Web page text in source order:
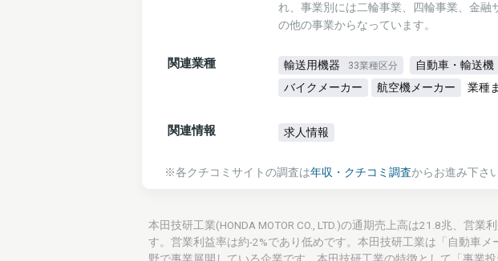
れ、事業別には二輪事業、四輪事業、金
の他の事業からなっています。
関連業種 輸送用機器 33業種区分 自動車・輸送機
バイクメーカー
航空機メーカー 業種
関連情報 求人情報
※各クチコミサイトの調査は年収・クチコミ調査からお進み下さい
本田技研工業(HONDA MOTOR CO., LTD.)の通期売上高は21.8兆、営
す。営業利益率は約-2%であり低めです。本田技研工業は「自動車